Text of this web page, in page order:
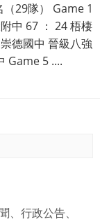
29隊） Game 1
中 67 ： 24 梧棲
德國中 晉級八強
Game 5 ....
、行政公告、